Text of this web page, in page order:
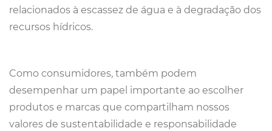
relacionados à escassez de água e à degradação dos
recursos hídricos.
Como consumidores, também podem
desempenhar um papel importante ao escolher
produtos e marcas que compartilham nossos
valores de sustentabilidade e responsabilidade